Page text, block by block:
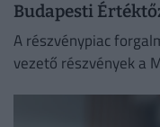
Budapesti
A részvénypiac
vezető részvények a